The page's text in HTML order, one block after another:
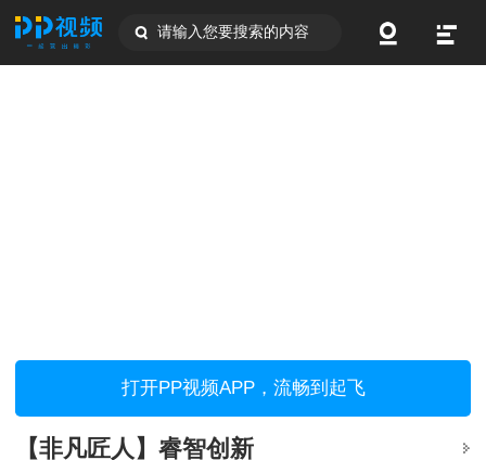
请输入您要搜索的内容
打开PP视频APP，流畅到起飞
【非凡匠人】睿智创新